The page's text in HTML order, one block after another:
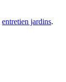
entretien jardins.